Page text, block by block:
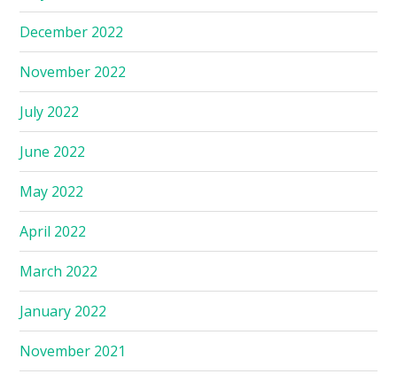
December 2022
November 2022
July 2022
June 2022
May 2022
April 2022
March 2022
January 2022
November 2021